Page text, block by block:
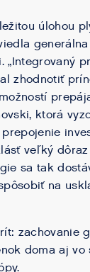
úlohou
„Integrovaný
zhodnotiť
ktorá
veľký
sa tak
na
zachovanie
doma aj vo